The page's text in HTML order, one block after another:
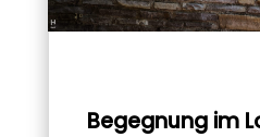
Begegnung im